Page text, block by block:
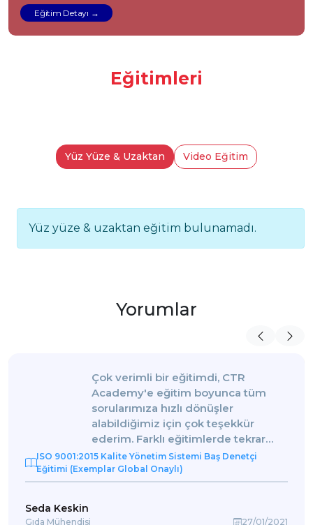
Eğitim Detayı
Eğitimleri
Yüz Yüze & Uzaktan Video Eğitim
Yüz yüze & uzaktan eğitim bulunamadı.
Yorumlar
Çok verimli bir eğitimdi, CTR
Academy'e eğitim boyunca tüm
sorularımıza hızlı dönüşler
alabildiğimiz için çok teşekkür
ederim. Farklı eğitimlerde tekrar
görüşmek üzere.
ISO 9001:2015 Kalite Yönetim Sistemi Baş Denetçi
Eğitimi (Exemplar Global Onaylı)
Seda Keskin
Gıda Mühendisi 27/01/2021